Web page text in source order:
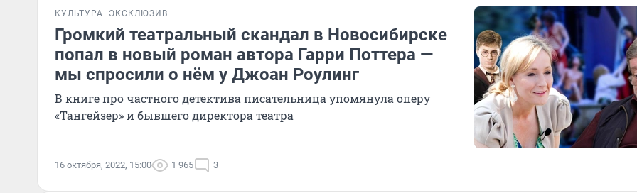
КУЛЬТУРА ЭКСКЛЮЗИВ
Громкий театральный скандал в Новосибирске
попал в новый роман автора Гарри Поттера —
мы спросили о нём у Джоан Роулинг
В книге про частного детектива писательница упомянула оперу
«Тангейзер» и бывшего директора театра
16 октября, 2022, 15:00 1 965 3